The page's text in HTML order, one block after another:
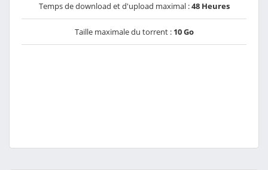
Temps de download et d'upload maximal :48 Heures
Taille maximale du torrent : 10 Go